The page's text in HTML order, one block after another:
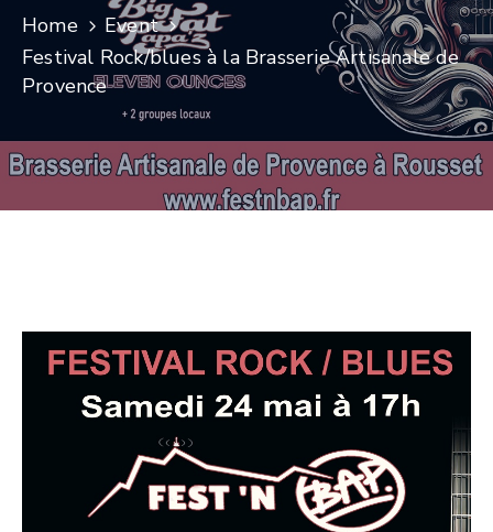
SPORTS
Home
Event
Festival Rock/blues à la Brasserie Artisanale de
Provence